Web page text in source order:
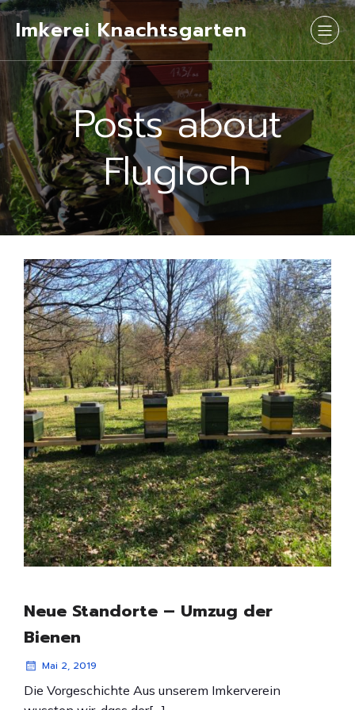
Imkerei Knachtsgarten
Posts about
Flugloch
Neue Standorte – Umzug der
Bienen
Mai 2, 2019
Die Vorgeschichte Aus unserem Imkerverein